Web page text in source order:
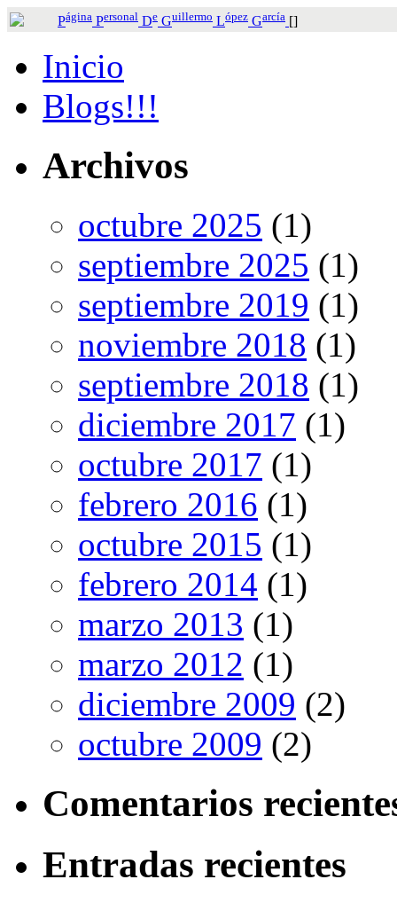
Página Personal De Guillermo López García []
Inicio
Blogs!!!
Archivos
octubre 2025 (1)
septiembre 2025 (1)
septiembre 2019 (1)
noviembre 2018 (1)
septiembre 2018 (1)
diciembre 2017 (1)
octubre 2017 (1)
febrero 2016 (1)
octubre 2015 (1)
febrero 2014 (1)
marzo 2013 (1)
marzo 2012 (1)
diciembre 2009 (2)
octubre 2009 (2)
Comentarios
Entradas recientes